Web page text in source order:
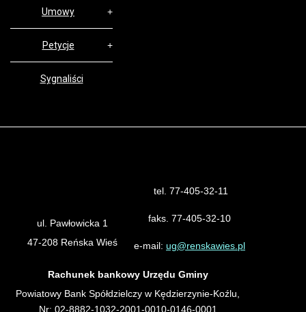
Umowy
Petycje
Sygnaliści
ul. Pawłowicka 1
47-208 Reńska Wieś
tel. 77-405-32-11
faks. 77-405-32-10
e-mail: ug@renskawies.pl
Rachunek bankowy Urzędu Gminy
Powiatowy Bank Spółdzielczy w Kędzierzynie-Koźlu,
Nr: 02-8882-1032-2001-0010-0146-0001